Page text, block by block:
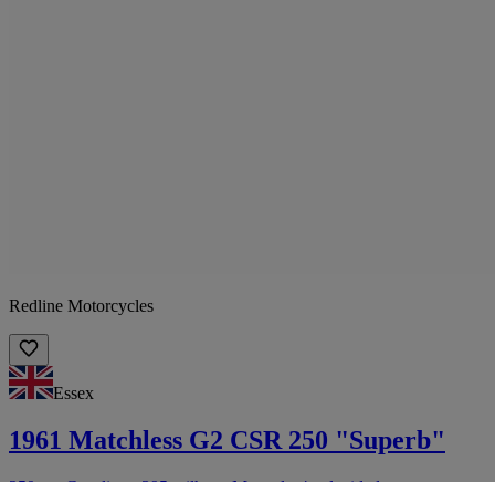
Redline Motorcycles
Essex
1961 Matchless G2 CSR 250 "Superb"